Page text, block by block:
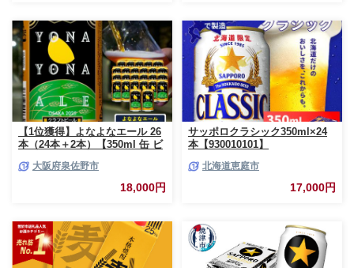
【1位獲得】よなよなエール 26
本（24本＋2本）【350ml 缶 ビ
み比べ 晩酌 高評価 家計応援 特
別規格 ヤッホーブルーイング】
大阪府泉佐野市
18,000円
サッポロクラシック350ml×24
本【930010101】
北海道恵庭市
17,000円